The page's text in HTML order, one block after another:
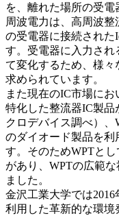
を、離れた場所の受
周波電力は、高周波
の受電器に接続された
す。受電器に入力され
て変化するため、様
求められています。
また現在のIC市場に
特化した整流器IC製品
クロデバイス調べ）
のダイオード製品を利
す。そのためWPTと
があり、WPTの広範
ました。
金沢工業大学では2016
利用した革新的な環